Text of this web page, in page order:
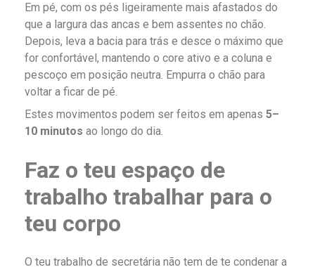
Em pé, com os pés ligeiramente mais afastados do
que a largura das ancas e bem assentes no chão.
Depois, leva a bacia para trás e desce o máximo que
for confortável, mantendo o core ativo e a coluna e
pescoço em posição neutra. Empurra o chão para
voltar a ficar de pé.
Estes movimentos podem ser feitos em apenas 5–
10 minutos ao longo do dia.
Faz o teu espaço de
trabalho trabalhar para o
teu corpo
O teu trabalho de secretária não tem de te condenar a